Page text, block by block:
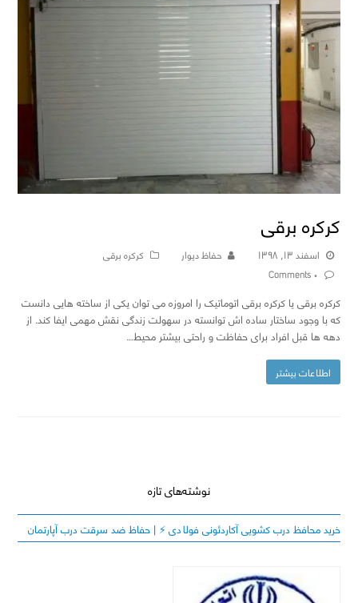
کرکره برقی
اسفند ۱۳, ۱۳۹۸ حفاظ دیوار
کرکره برقی
۰ Comments
کرکره برقی یا کرکره برقی اتوماتیک را امروزه می توان یکی از ساخته هایی دانست
که با وجود ساختار ساده اش توانسته در سهولت زندگی نقش مهمی ایفا کند. از
دهه ها قبل افراد برای حفاظت و راحتی بیشتر محیط…
اطلاعات بیشتر
نوشته‌های تازه
خرید محافظ درب کشویی آکاردئونی فولادی ⚡️ | حفاظ ضد سرقت درب آپارتمان